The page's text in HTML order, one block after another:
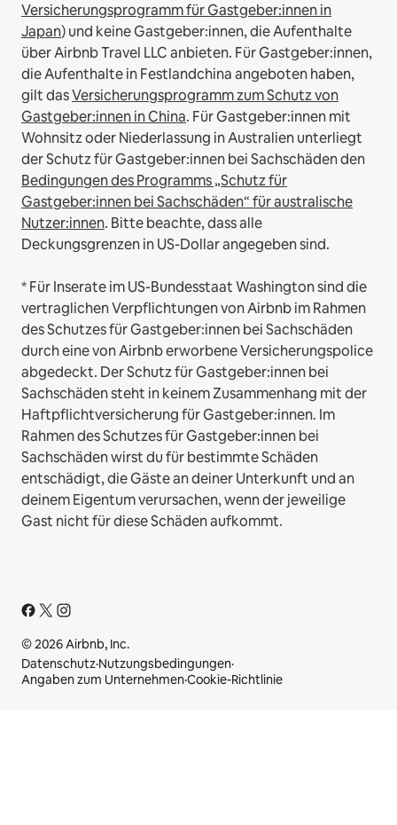
Versicherungsprogramm für Gastgeber:innen in
Japan) und keine Gastgeber:innen, die Aufenthalte
über Airbnb Travel LLC anbieten. Für Gastgeber:innen,
die Aufenthalte in Festlandchina angeboten haben,
gilt dasVersicherungsprogramm zum Schutz von
Gastgeber:innen in China. Für Gastgeber:innen mit
Wohnsitz oder Niederlassung in Australien unterliegt
der Schutz für Gastgeber:innen bei Sachschäden den
Bedingungen des Programms „Schutz für
Gastgeber:innen bei Sachschäden“ für australische
Nutzer:innen. Bitte beachte, dass alle
Deckungsgrenzen in US-Dollar angegeben sind.
* Für Inserate im US-Bundesstaat Washington sind die
vertraglichen Verpflichtungen von Airbnb im Rahmen
des Schutzes für Gastgeber:innen bei Sachschäden
durch eine von Airbnb erworbene Versicherungspolice
abgedeckt. Der Schutz für Gastgeber:innen bei
Sachschäden steht in keinem Zusammenhang mit der
Haftpflichtversicherung für Gastgeber:innen. Im
Rahmen des Schutzes für Gastgeber:innen bei
Sachschäden wirst du für bestimmte Schäden
entschädigt, die Gäste an deiner Unterkunft und an
deinem Eigentum verursachen, wenn der jeweilige
Gast nicht für diese Schäden aufkommt.
© 2026 Airbnb, Inc.
Datenschutz·Nutzungsbedingungen·
Angaben zum Unternehmen·Cookie-Richtlinie